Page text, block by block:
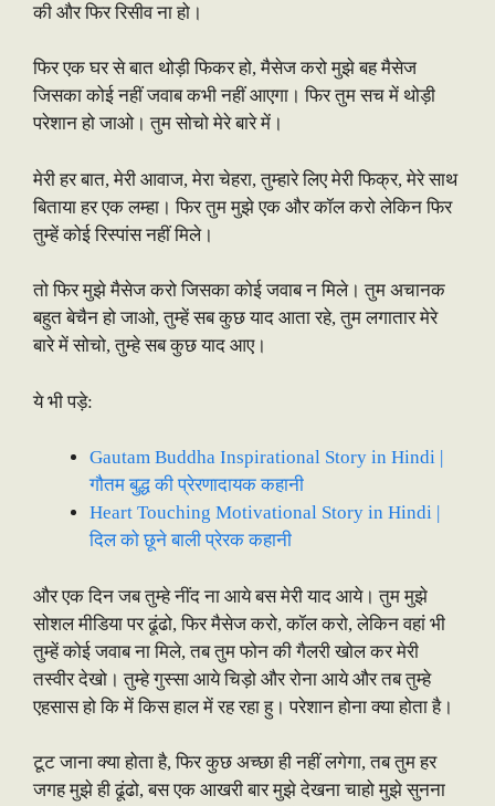
की और फिर रिसीव ना हो।
फिर एक घर से बात थोड़ी फिकर हो, मैसेज करो मुझे बह मैसेज
जिसका कोई नहीं जवाब कभी नहीं आएगा। फिर तुम सच में थोड़ी
परेशान हो जाओ। तुम सोचो मेरे बारे में।
मेरी हर बात, मेरी आवाज, मेरा चेहरा, तुम्हारे लिए मेरी फिक्र, मेरे साथ
बिताया हर एक लम्हा। फिर तुम मुझे एक और कॉल करो लेकिन फिर
तुम्हें कोई रिस्पांस नहीं मिले।
तो फिर मुझे मैसेज करो जिसका कोई जवाब न मिले। तुम अचानक
बहुत बेचैन हो जाओ, तुम्हें सब कुछ याद आता रहे, तुम लगातार मेरे
बारे में सोचो, तुम्हे सब कुछ याद आए।
ये भी पड़े:
Gautam Buddha Inspirational Story in Hindi |
गौतम बुद्ध की प्रेरणादायक कहानी
Heart Touching Motivational Story in Hindi |
दिल को छूने बाली प्रेरक कहानी
और एक दिन जब तुम्हे नींद ना आये बस मेरी याद आये। तुम मुझे
सोशल मीडिया पर ढूंढो, फिर मैसेज करो, कॉल करो, लेकिन वहां भी
तुम्हें कोई जवाब ना मिले, तब तुम फोन की गैलरी खोल कर मेरी
तस्वीर देखो। तुम्हे गुस्सा आये चिड़ो और रोना आये और तब तुम्हे
एहसास हो कि में किस हाल में रह रहा हु। परेशान होना क्या होता है।
टूट जाना क्या होता है, फिर कुछ अच्छा ही नहीं लगेगा, तब तुम हर
जगह मुझे ही ढूंढो, बस एक आखरी बार मुझे देखना चाहो मुझे सुनना